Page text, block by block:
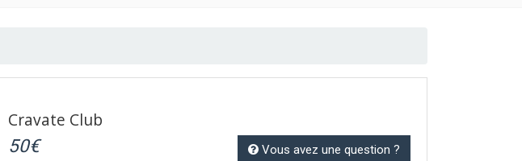
Cravate Club
Vous avez une question ?
50€